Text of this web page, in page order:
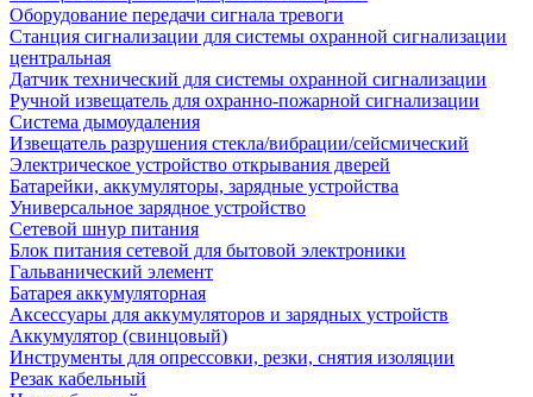
Оборудование передачи сигнала тревоги
Станция сигнализации для системы охранной сигнализации
центральная
Датчик технический для системы охранной сигнализации
Ручной извещатель для охранно-пожарной сигнализации
Система дымоудаления
Извещатель разрушения стекла/вибрации/сейсмический
Электрическое устройство открывания дверей
Батарейки, аккумуляторы, зарядные устройства
Универсальное зарядное устройство
Сетевой шнур питания
Блок питания сетевой для бытовой электроники
Гальванический элемент
Батарея аккумуляторная
Аксессуары для аккумуляторов и зарядных устройств
Аккумулятор (свинцовый)
Инструменты для опрессовки, резки, снятия изоляции
Резак кабельный